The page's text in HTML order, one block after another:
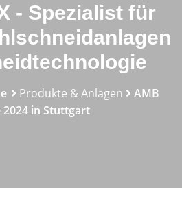
- Spezialist für
Produkte & Anlagen
AMB
2024 in Stuttgart